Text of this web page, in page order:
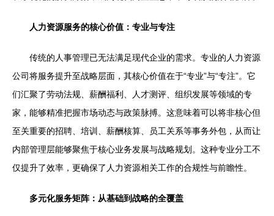
人力资源服务的核心价值：专业与专注
传统的人事管理已无法满足现代企业的需求。专业的人力资源
公司将服务提升至战略层面，其核心价值在于“专业”与“专注”。它
们汇聚了劳动法规、薪酬福利、人才测评、组织发展等领域的专
家，能够精准把握市场动态与政策脉搏。这意味着可以将非核心但
至关重要的招聘、培训、薪酬核算、员工关系等事务外包，从而让
内部管理层能够聚焦于核心业务发展与战略规划。这种专业分工不
仅提升了效率，更确保了人力资源相关工作的合规性与前瞻性。
多元化服务矩阵：从基础到战略的全覆盖